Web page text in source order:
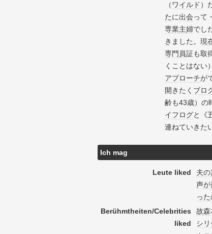
（ ワイルド ）
たに出会って・
専業主婦でし
きました。 現
専門員証も取
くことはない
アプローチが
開きたく ブロ
齢も43歳）の
イフログと《
連ねていきた
Ich mag
Leute liked
夫
声が
っ
Berühmtheiten/Celebrities
liked
故森
シ